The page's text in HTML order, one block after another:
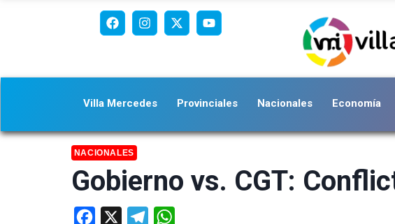
Villa Mercedes Provinciales Nacionales Economía
NACIONALES
Gobierno vs. CGT:
Facebook Telegram